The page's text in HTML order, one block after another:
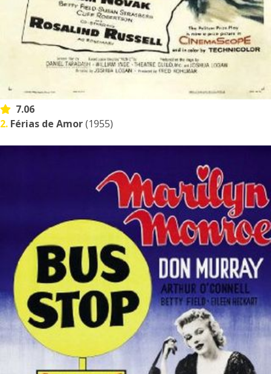
7.06
2. Férias de Amor(1955)